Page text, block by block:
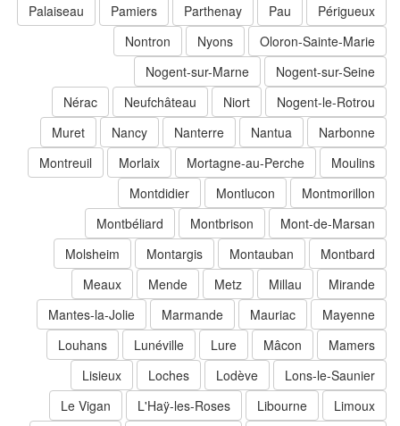
Périgueux
Parthenay
Pamiers
Palaiseau
Oloron-Sainte-Marie
Nyons
Nontron
Nogent-sur-Seine
Nogent-sur-Marne
Nogent-le-Rotrou
Niort
Neufchâteau
Nérac
Narbonne
Nantua
Nanterre
Nancy
Muret
Moulins
Mortagne-au-Perche
Morlaix
Montreuil
Montmorillon
Montlucon
Montdidier
Mont-de-Marsan
Montbrison
Montbéliard
Montbard
Montauban
Montargis
Molsheim
Mirande
Millau
Metz
Mende
Meaux
Mayenne
Mauriac
Marmande
Mantes-la-Jolie
Mamers
Mâcon
Lure
Lunéville
Louhans
Lons-le-Saunier
Lodève
Loches
Lisieux
Limoux
Libourne
L'Haÿ-les-Roses
Le Vigan